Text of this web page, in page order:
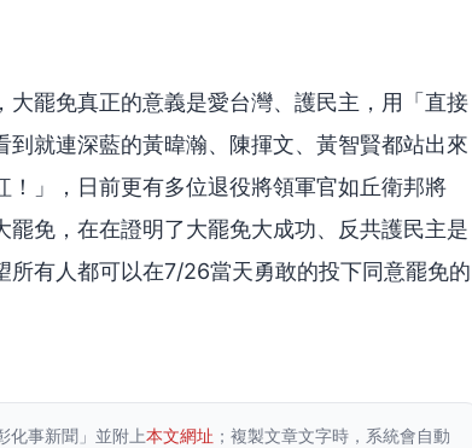
罷免真正的意義是愛台灣、護民主，用「直接
就連深藍的黃暐瀚、陳揮文、黃智賢都站出來
」，日前更有多位退役將領軍官如丘衛邦將
免，在在證明了大罷免大成功、反共護民主是
有人都可以在7/26當天勇敢的投下同意罷免的
化事新聞」並附上本文網址 ；複製文章文字時，系統會自動